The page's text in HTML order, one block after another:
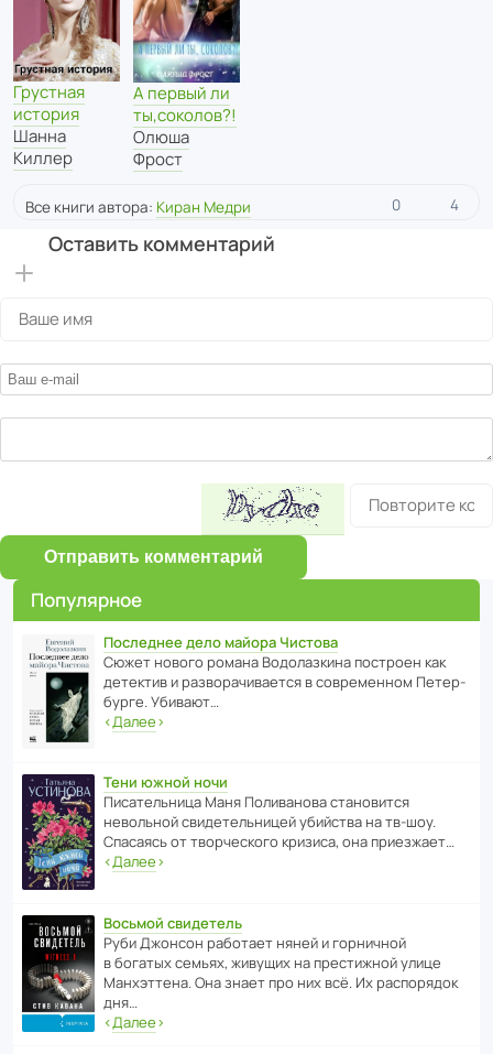
Грустная
история
Шанна
Киллер
А первый ли
ты,соколов?!
Олюша
Фрост
Все книги автора: Киран Медри 0 4
Оставить комментарий
Отправить комментарий
Популярное
Последнее дело майора Чистова
Сюжет нового романа Водо­ла­з­кина пост­роен как
дете­ктив и разво­ра­чи­ва­ется в совре­менном Пете­р­
бурге. Убивают…
‹Далее›
Тени южной ночи
Писа­тель­ница Маня Поли­ва­нова стано­вится
невольной свиде­тель­ницей убийства на тв-шоу.
Спасаясь от твор­че­с­кого кризиса, она приезжает…
‹Далее›
Восьмой свидетель
Руби Джонсон рабо­тает няней и горни­чной
в богатых семьях, живущих на прес­ти­жной улице
Манх­эт­тена. Она знает про них всё. Их распо­рядок
дня…
‹Далее›